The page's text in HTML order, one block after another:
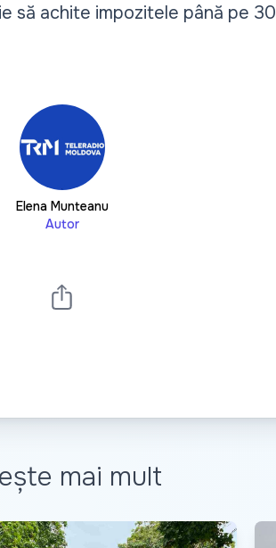
să achite impozitele până pe
Elena Munteanu
Autor
mai mult